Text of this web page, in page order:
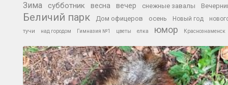
Зима субботник весна вечер снежные завалы
Беличий парк Дом офицеров осень Новый год
тучи над городом Гимназия №1 цветы елка юмор Краснознаменск